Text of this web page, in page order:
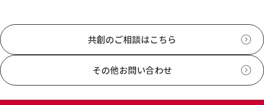
共創のご相談はこちら
その他お問い合わせ